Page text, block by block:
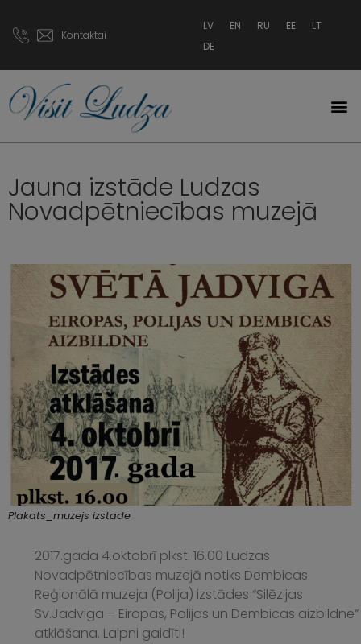
Kontaktai
LV EN RU EE
LT
DE
Jauna izstāde Ludzas
Novadpētniecības muzejā
Plakats_muzejs izstade
2017.gada 4.oktobrī plkst. 16.00 Ludzas
Novadpētniecības muzejā notiks Dembicas
Reģionālā muzeja (Polija) izstādes “Silēzijas
Sv.Jadviga – Eiropas, Polijas un Dembicas aizbildne”
atklāšana. Laipni gaidīti!